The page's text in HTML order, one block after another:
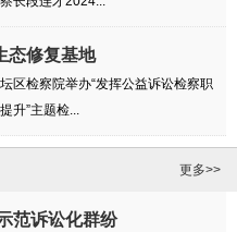
态修复基地
区检察院举办“发挥公益诉讼检察职
升”主题检...
更多>>
范诉讼化群纷